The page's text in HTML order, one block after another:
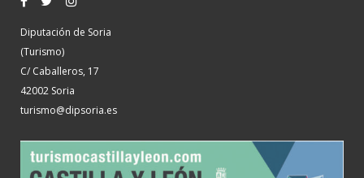
Diputación de Soria
(Turismo)
C/ Caballeros, 17
42002 Soria
turismo@dipsoria.es